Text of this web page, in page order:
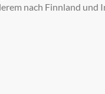
nach Finnland und